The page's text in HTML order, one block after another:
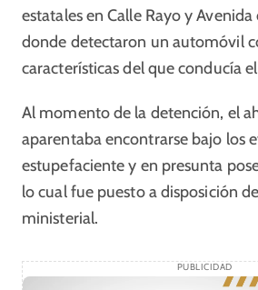
estatales en Calle Rayo y Avenida
donde detectaron un automóvil
características del que conducía
Al momento de la detención, el
aparentaba encontrarse bajo los
estupefaciente y en presunta
lo cual fue puesto a disposición
ministerial.
PUBLICIDAD